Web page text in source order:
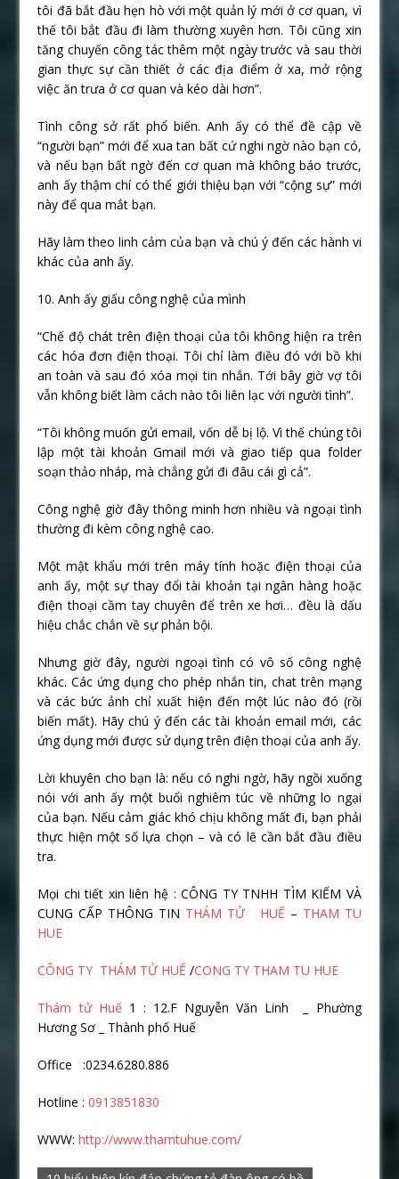
tôi đã bắt đầu hẹn hò với một quản lý mới ở cơ quan, vì
thế tôi bắt đầu đi làm thường xuyên hơn. Tôi cũng xin
tăng chuyến công tác thêm một ngày trước và sau thời
gian thực sự cần thiết ở các địa điểm ở xa, mở rộng
việc ăn trưa ở cơ quan và kéo dài hơn”.
Tình công sở rất phổ biến. Anh ấy có thể đề cập về
“người bạn” mới để xua tan bất cứ nghi ngờ nào bạn có,
và nếu bạn bất ngờ đến cơ quan mà không báo trước,
anh ấy thậm chí có thể giới thiệu bạn với “cộng sự” mới
này để qua mắt bạn.
Hãy làm theo linh cảm của bạn và chú ý đến các hành vi
khác của anh ấy.
10. Anh ấy giấu công nghệ của mình
“Chế độ chát trên điện thoại của tôi không hiện ra trên
các hóa đơn điện thoại. Tôi chỉ làm điều đó với bồ khi
an toàn và sau đó xóa mọi tin nhắn. Tới bây giờ vợ tôi
vẫn không biết làm cách nào tôi liên lạc với người tình”.
“Tôi không muốn gửi email, vốn dễ bị lộ. Vì thế chúng tôi
lập một tài khoản Gmail mới và giao tiếp qua folder
soạn thảo nháp, mà chẳng gửi đi đâu cái gì cả”.
Công nghệ giờ đây thông minh hơn nhiều và ngoại tình
thường đi kèm công nghệ cao.
Một mật khẩu mới trên máy tính hoặc điện thoại của
anh ấy, một sự thay đổi tài khoản tại ngân hàng hoặc
điện thoại cầm tay chuyên để trên xe hơi… đều là dấu
hiệu chắc chắn về sự phản bội.
Nhưng giờ đây, người ngoại tình có vô số công nghệ
khác. Các ứng dụng cho phép nhắn tin, chat trên mạng
và các bức ảnh chỉ xuất hiện đến một lúc nào đó (rồi
biến mất). Hãy chú ý đến các tài khoản email mới, các
ứng dụng mới được sử dụng trên điện thoại của anh ấy.
Lời khuyên cho bạn là: nếu có nghi ngờ, hãy ngồi xuống
nói với anh ấy một buổi nghiêm túc về những lo ngại
của bạn. Nếu cảm giác khó chịu không mất đi, bạn phải
thực hiện một số lựa chọn – và có lẽ cần bắt đầu điều
tra.
Mọi chi tiết xin liên hệ : CÔNG TY TNHH TÌM KIẾM VÀ
CUNG CẤP THÔNG TIN THÁM TỬ HUẾ – THAM TU
HUE
CÔNG TY THÁM TỬ HUẾ/CONG TY THAM TU HUE
Thám tử Huế1 : 12.F Nguyễn Văn Linh _ Phường
Hương Sơ _ Thành phố Huế
Office :0234.6280.886
Hotline :0913851830
WWW:http://www.thamtuhue.com/